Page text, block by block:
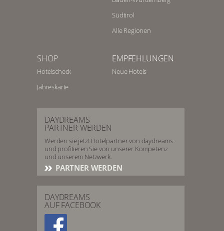
Südtirol
Alle Regionen
SHOP
Hotelscheck
Jahreskarte
EMPFEHLUNGEN
Neue Hotels
DAYDREAMS
PARTNER WERDEN
Werden sie jetzt Hotelpartner von daydreams
und profitieren Sie von unserer Kompetenz
und unserem Netzwerk.
PARTNER WERDEN
DAYDREAMS
AUF FACEBOOK